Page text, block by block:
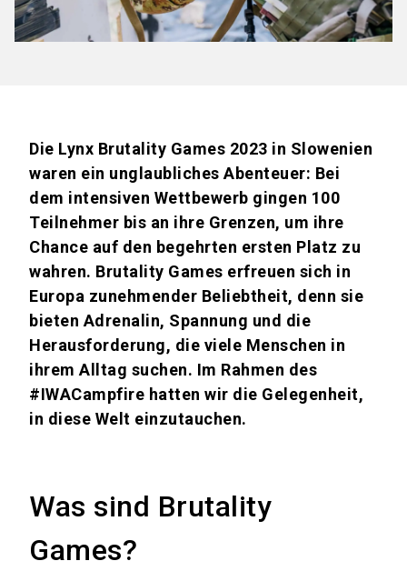
Die Lynx Brutality Games 2023 in Slowenien
waren ein unglaubliches Abenteuer: Bei
dem intensiven Wettbewerb gingen 100
Teilnehmer bis an ihre Grenzen, um ihre
Chance auf den begehrten ersten Platz zu
wahren. Brutality Games erfreuen sich in
Europa zunehmender Beliebtheit, denn sie
bieten Adrenalin, Spannung und die
Herausforderung, die viele Menschen in
ihrem Alltag suchen. Im Rahmen des
#IWACampfire hatten wir die Gelegenheit,
in diese Welt einzutauchen.
Was sind Brutality
Games?